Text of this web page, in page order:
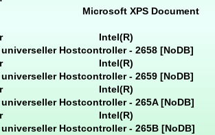
XPS Document
Intel(R)
universeller Hostcontroller - 2658 [NoDB]
Intel(R)
universeller Hostcontroller - 2659 [NoDB]
Intel(R)
universeller Hostcontroller - 265A [NoDB]
Intel(R)
universeller Hostcontroller - 265B [NoDB]